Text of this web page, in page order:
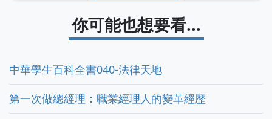
你可能也想要看...
中華學生百科全書040-法律天地
第一次做總經理：職業經理人的變革經歷